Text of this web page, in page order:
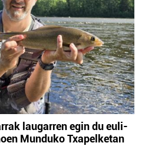
laugarren egin du euli-
Munduko Txapelketan